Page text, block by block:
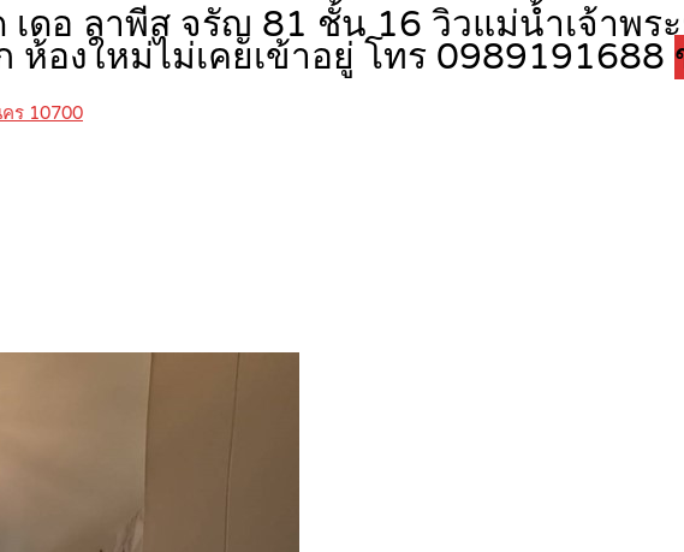
ดอ ลาพีส จรัญ 81 ชั้น 16 วิวแม่น้ำเจ้าพร
ห้องใหม่ไม่เคยเข้าอยู่ โทร 0989191688
ร 10700